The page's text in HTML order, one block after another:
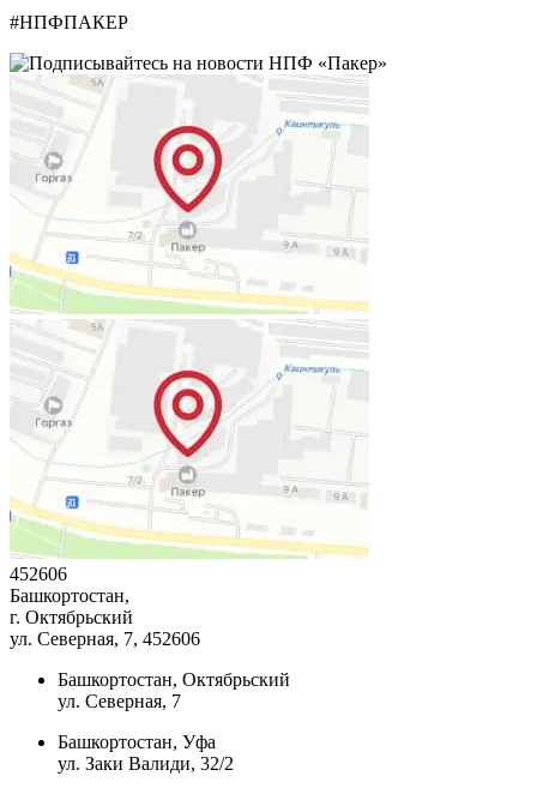
#НПФПАКЕР
452606
Башкортостан,
г. Октябрьский
ул. Северная, 7, 452606
Башкортостан, Октябрьский
ул. Северная, 7
Башкортостан, Уфа
ул. Заки Валиди, 32/2